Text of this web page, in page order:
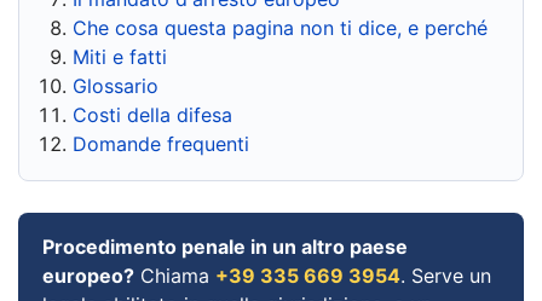
Che cosa questa pagina non ti dice, e perché
Miti e fatti
Glossario
Costi della difesa
Domande frequenti
Procedimento penale in un altro paese
europeo? Chiama +39 335 669 3954. Serve un